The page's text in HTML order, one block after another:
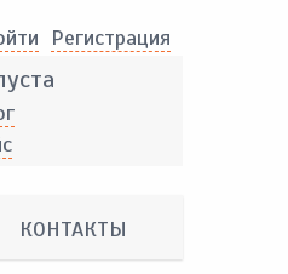
Pегистрация
КОНТАКТЫ